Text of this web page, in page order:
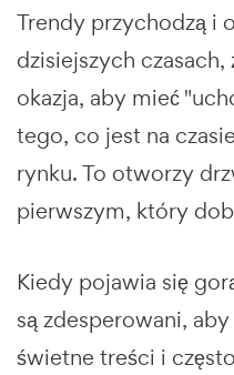
Trendy przychodzą i
dzisiejszych
okazja, aby mieć
tego, co jest na
rynku. To otworzy
pierwszym, który
Kiedy pojawia się
są zdesperowani,
świetne treści i